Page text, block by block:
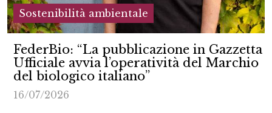
Sostenibilità ambientale
FederBio: “La pubblicazione in Gazzetta
Ufficiale avvia l’operatività del Marchio
del biologico italiano”
16/07/2026